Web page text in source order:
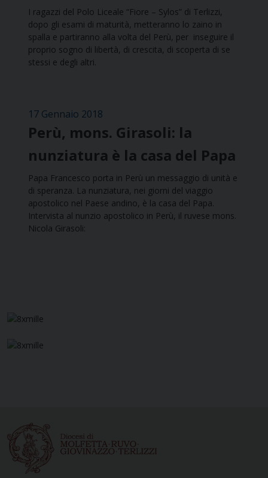
I ragazzi del Polo Liceale “Fiore – Sylos” di Terlizzi,
dopo gli esami di maturità, metteranno lo zaino in
spalla e partiranno alla volta del Perù, per inseguire il
proprio sogno di libertà, di crescita, di scoperta di se
stessi e degli altri.
17 Gennaio 2018
Perù, mons. Girasoli: la
nunziatura è la casa del Papa
Papa Francesco porta in Perù un messaggio di unità e
di speranza. La nunziatura, nei giorni del viaggio
apostolico nel Paese andino, è la casa del Papa.
Intervista al nunzio apostolico in Perù, il ruvese mons.
Nicola Girasoli: